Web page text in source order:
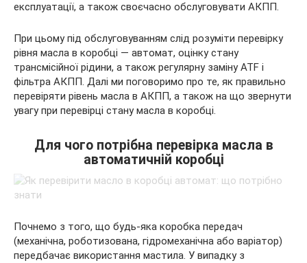
експлуатації, а також своєчасно обслуговувати АКПП.
При цьому під обслуговуванням слід розуміти перевірку
рівня масла в коробці — автомат, оцінку стану
трансмісійної рідини, а також регулярну заміну ATF і
фільтра АКПП. Далі ми поговоримо про те, як правильно
перевіряти рівень масла в АКПП, а також на що звернути
увагу при перевірці стану масла в коробці.
Для чого потрібна перевірка масла в
автоматичній коробці
Почнемо з того, що будь-яка коробка передач
(механічна, роботизована, гідромеханічна або варіатор)
передбачає використання мастила. У випадку з